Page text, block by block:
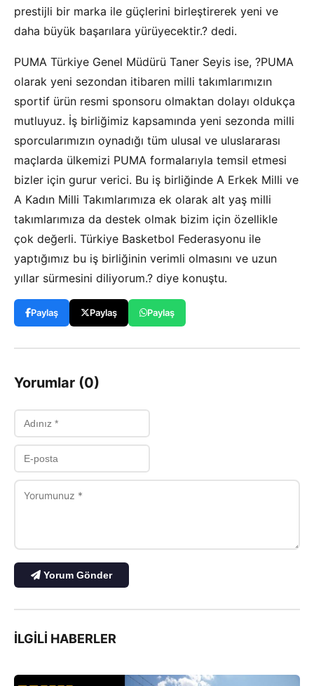
prestijli bir marka ile güçlerini birleştirerek yeni ve
daha büyük başarılara yürüyecektir.? dedi.
PUMA Türkiye Genel Müdürü Taner Seyis ise, ?PUMA
olarak yeni sezondan itibaren milli takımlarımızın
sportif ürün resmi sponsoru olmaktan dolayı oldukça
mutluyuz. İş birliğimiz kapsamında yeni sezonda milli
sporcularımızın oynadığı tüm ulusal ve uluslararası
maçlarda ülkemizi PUMA formalarıyla temsil etmesi
bizler için gurur verici. Bu iş birliğinde A Erkek Milli ve
A Kadın Milli Takımlarımıza ek olarak alt yaş milli
takımlarımıza da destek olmak bizim için özellikle
çok değerli. Türkiye Basketbol Federasyonu ile
yaptığımız bu iş birliğinin verimli olmasını ve uzun
yıllar sürmesini diliyorum.? diye konuştu.
Paylaş Paylaş Paylaş
Yorumlar (0)
Yorum Gönder
İLGILI HABERLER